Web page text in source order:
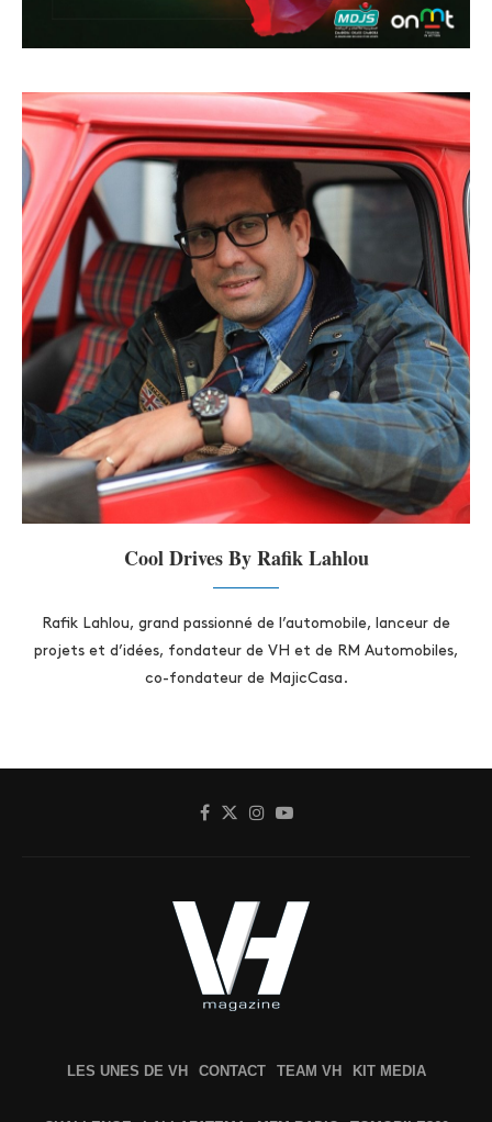
Cool Drives By Rafik Lahlou
Rafik Lahlou, grand passionné de l’automobile, lanceur de
projets et d’idées, fondateur de VH et de RM Automobiles,
co-fondateur de MajicCasa.
LES UNES DE VH CONTACT TEAM VH KIT MEDIA